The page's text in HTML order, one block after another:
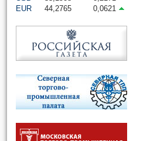
EUR
44,2765 0,0621